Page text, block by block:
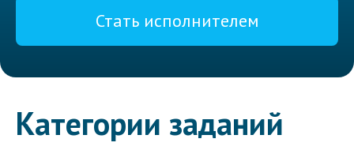
Стать исполнителем
Категории заданий